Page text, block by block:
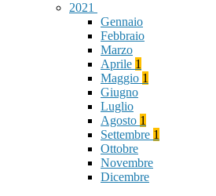
2021
Gennaio
Febbraio
Marzo
Aprile 1
Maggio 1
Giugno
Luglio
Agosto 1
Settembre 1
Ottobre
Novembre
Dicembre